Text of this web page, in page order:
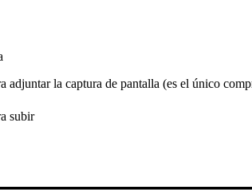
la captura de pantalla (es el único
subir